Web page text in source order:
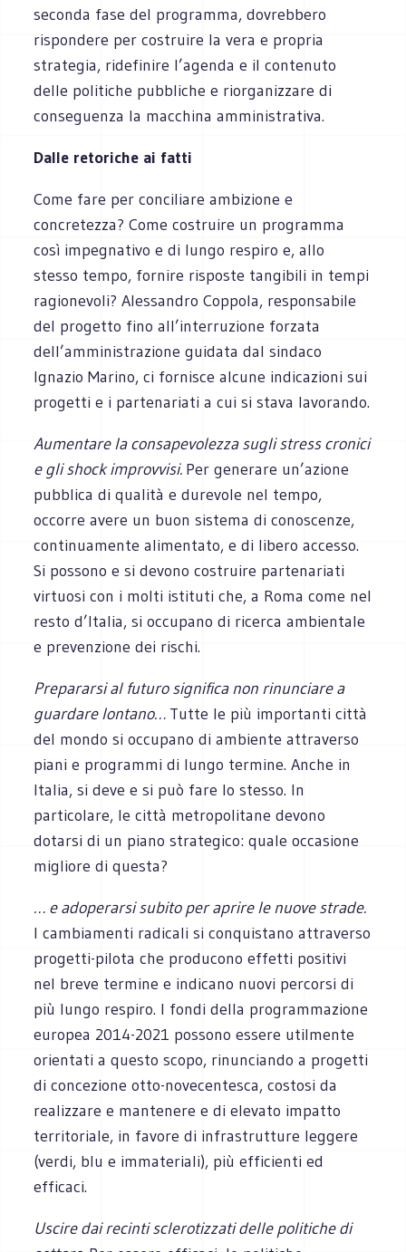
seconda fase del programma, dovrebbero
rispondere per costruire la vera e propria
strategia, ridefinire l’agenda e il contenuto
delle politiche pubbliche e riorganizzare di
conseguenza la macchina amministrativa.
Dalle retoriche ai fatti
Come fare per conciliare ambizione e
concretezza? Come costruire un programma
così impegnativo e di lungo respiro e, allo
stesso tempo, fornire risposte tangibili in tempi
ragionevoli? Alessandro Coppola, responsabile
del progetto fino all’interruzione forzata
dell’amministrazione guidata dal sindaco
Ignazio Marino, ci fornisce alcune indicazioni sui
progetti e i partenariati a cui si stava lavorando.
Aumentare la consapevolezza sugli stress cronici
e gli shock improvvisi. Per generare un’azione
pubblica di qualità e durevole nel tempo,
occorre avere un buon sistema di conoscenze,
continuamente alimentato, e di libero accesso.
Si possono e si devono costruire partenariati
virtuosi con i molti istituti che, a Roma come nel
resto d’Italia, si occupano di ricerca ambientale
e prevenzione dei rischi.
Prepararsi al futuro significa non rinunciare a
guardare lontano… Tutte le più importanti città
del mondo si occupano di ambiente attraverso
piani e programmi di lungo termine. Anche in
Italia, si deve e si può fare lo stesso. In
particolare, le città metropolitane devono
dotarsi di un piano strategico: quale occasione
migliore di questa?
… e adoperarsi subito per aprire le nuove strade.
I cambiamenti radicali si conquistano attraverso
progetti-pilota che producono effetti positivi
nel breve termine e indicano nuovi percorsi di
più lungo respiro. I fondi della programmazione
europea 2014-2021 possono essere utilmente
orientati a questo scopo, rinunciando a progetti
di concezione otto-novecentesca, costosi da
realizzare e mantenere e di elevato impatto
territoriale, in favore di infrastrutture leggere
(verdi, blu e immateriali), più efficienti ed
efficaci.
Uscire dai recinti sclerotizzati delle politiche di